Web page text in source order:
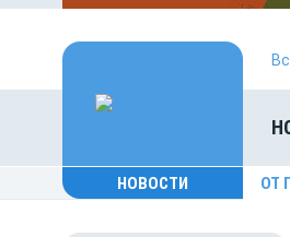
НОВОСТИ ОТ